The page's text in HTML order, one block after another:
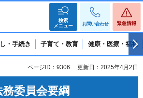
検索
メニュー
お問い合わせ 緊急情報
・手続き 子育て・教育 健康・医療・福祉
ページID：9306 更新日：2025年4月2日
委員会要綱